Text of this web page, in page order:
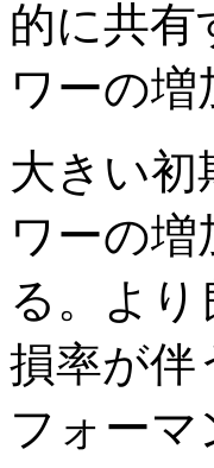
的に共
ワーの増
大きい
ワーの
る。よ
損率が伴
フォー